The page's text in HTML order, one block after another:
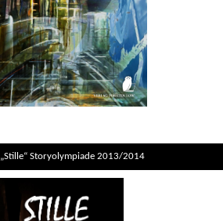
„Stille“ Storyolympiade 2013/2014